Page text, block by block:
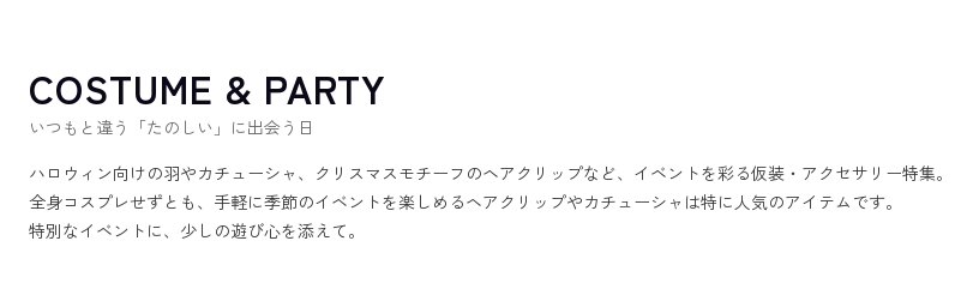
COSTUME & PARTY
いつもと違う「たのしい」に出会う日
ハロウィン向けの羽やカチューシャ、クリスマスモチーフのヘアクリップなど、イベントを彩る仮装・アクセサリー特集。
全身コスプレせずとも、手軽に季節のイベントを楽しめるヘアクリップやカチューシャは特に人気のアイテムです。
特別なイベントに、少しの遊び心を添えて。